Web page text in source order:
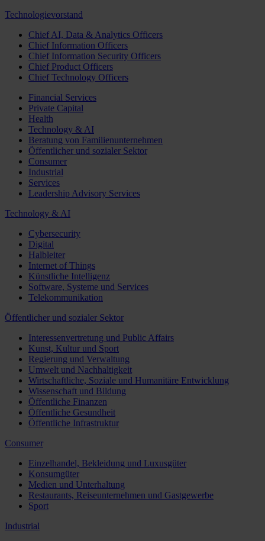
Technologievorstand
Chief AI, Data & Analytics Officers
Chief Information Officers
Chief Information Security Officers
Chief Product Officers
Chief Technology Officers
Financial Services
Private Capital
Health
Technology & AI
Beratung von Familienunternehmen
Öffentlicher und sozialer Sektor
Consumer
Industrial
Services
Leadership Advisory Services
Technology & AI
Cybersecurity
Digital
Halbleiter
Internet of Things
Künstliche Intelligenz
Software, Systeme und Services
Telekommunikation
Öffentlicher und sozialer Sektor
Interessenvertretung und Public Affairs
Kunst, Kultur und Sport
Regierung und Verwaltung
Umwelt und Nachhaltigkeit
Wirtschaftliche, Soziale und Humanitäre Entwicklung
Wissenschaft und Bildung
Öffentliche Finanzen
Öffentliche Gesundheit
Öffentliche Infrastruktur
Consumer
Einzelhandel, Bekleidung und Luxusgüter
Konsumgüter
Medien und Unterhaltung
Restaurants, Reiseunternehmen und Gastgewerbe
Sport
Industrial